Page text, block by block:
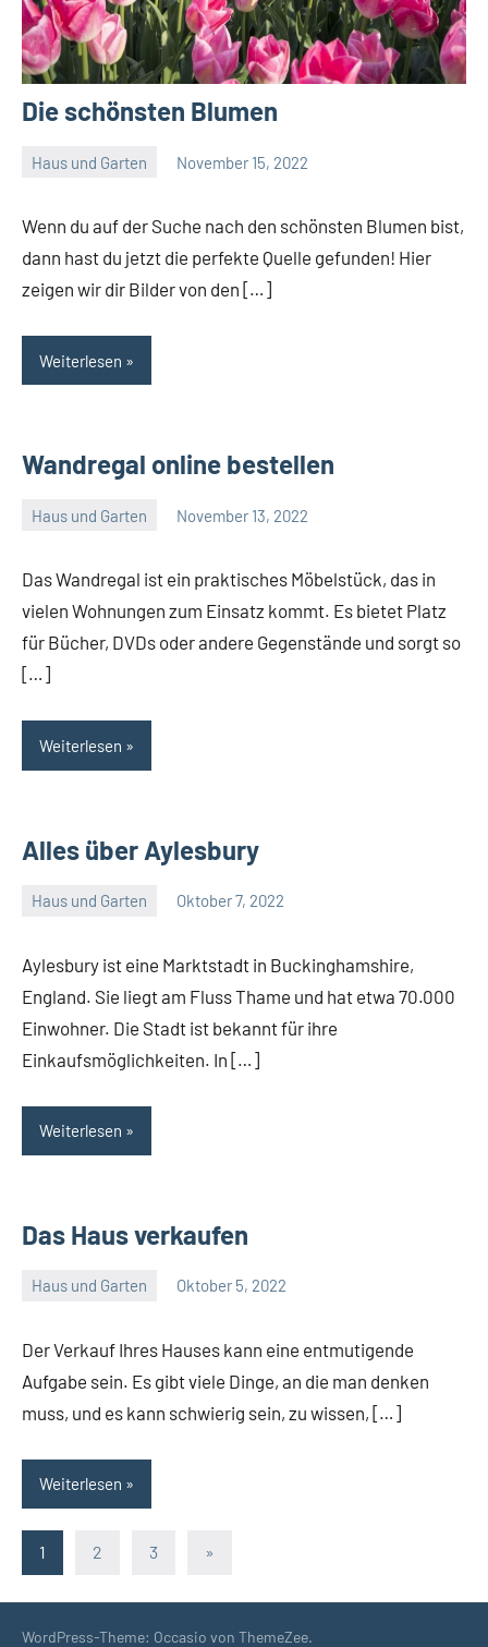
Die schönsten Blumen
Haus und Garten November 15, 2022
Wenn du auf der Suche nach den schönsten Blumen bist,
dann hast du jetzt die perfekte Quelle gefunden! Hier
zeigen wir dir Bilder von den […]
Weiterlesen
Wandregal online bestellen
Haus und Garten November 13, 2022
Das Wandregal ist ein praktisches Möbelstück, das in
vielen Wohnungen zum Einsatz kommt. Es bietet Platz
für Bücher, DVDs oder andere Gegenstände und sorgt so
[…]
Weiterlesen
Alles über Aylesbury
Haus und Garten Oktober 7, 2022
Aylesbury ist eine Marktstadt in Buckinghamshire,
England. Sie liegt am Fluss Thame und hat etwa 70.000
Einwohner. Die Stadt ist bekannt für ihre
Einkaufsmöglichkeiten. In […]
Weiterlesen
Das Haus verkaufen
Haus und Garten Oktober 5, 2022
Der Verkauf Ihres Hauses kann eine entmutigende
Aufgabe sein. Es gibt viele Dinge, an die man denken
muss, und es kann schwierig sein, zu wissen, […]
Weiterlesen
Seitennummerierung
der
Beiträge
1 2 3
Nächste
»
WordPress-Theme: Occasio von ThemeZee.